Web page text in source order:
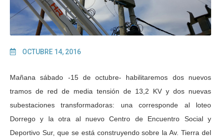
OCTUBRE 14, 2016
Mañana sábado -15 de octubre- habilitaremos dos nuevos
tramos de red de media tensión de 13,2 KV y dos nuevas
subestaciones transformadoras: una corresponde al loteo
Dorrego y la otra al nuevo Centro de Encuentro Social y
Deportivo Sur, que se está construyendo sobre la Av. Tierra del